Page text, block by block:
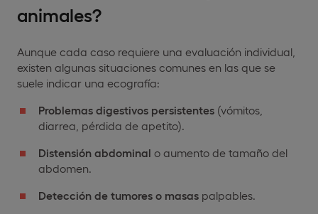
animales?
Aunque cada caso requiere una evaluación individual,
existen algunas situaciones comunes en las que se
suele indicar una ecografía:
Problemas digestivos persistentes (vómitos,
diarrea, pérdida de apetito).
Distensión abdominal o aumento de tamaño del
abdomen.
Detección de tumores o masas palpables.